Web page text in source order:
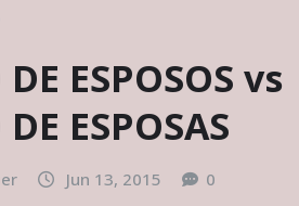
ESPOSOS vs
ESPOSAS
Jun 13, 2015 0